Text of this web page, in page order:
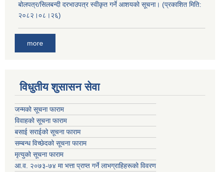
बोलपत्र/सिलबन्दी दरभाउपत्र स्वीकृत गर्ने आशयको सूचना। (प्रकाशित मिति:
२०८२।०८।२६)
more
विधुतीय शुसासन सेवा
जन्मको सूचना फाराम
विवाहको सूचना फाराम
बसाई सराईको सूचना फाराम
सम्बन्ध विच्छेदको सूचना फाराम
मृत्युको सूचना फाराम
आ.व. २०७३-७४ मा भत्ता प्राप्त गर्ने लाभग्राहिहरूको विवरण